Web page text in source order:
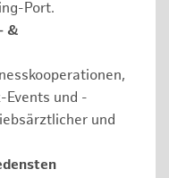
Port.
&
und -
und